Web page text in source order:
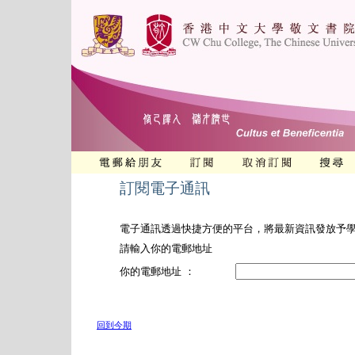
訂閱電子通訊
電子通訊透過快捷方便的平台，將最新資訊發放予
請輸入你的電郵地址
你的電郵地址 ：
回到今期